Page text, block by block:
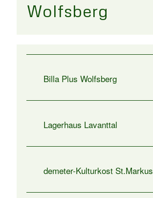
Wolfsberg
Billa Plus Wolfsberg
Lagerhaus Lavanttal
demeter-Kulturkost St.Markus